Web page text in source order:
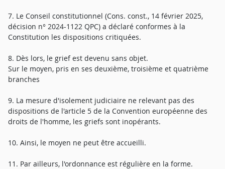
7. Le Conseil constitutionnel (Cons. const., 14 février 2025,
décision n° 2024-1122 QPC) a déclaré conformes à la
Constitution les dispositions critiquées.
8. Dès lors, le grief est devenu sans objet.
Sur le moyen, pris en ses deuxième, troisième et quatrième
branches
9. La mesure d'isolement judiciaire ne relevant pas des
dispositions de l'article 5 de la Convention européenne des
droits de l'homme, les griefs sont inopérants.
10. Ainsi, le moyen ne peut être accueilli.
11. Par ailleurs, l'ordonnance est régulière en la forme.